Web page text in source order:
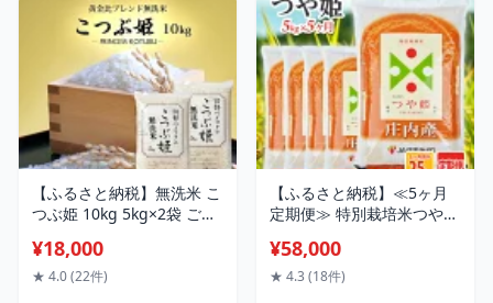
【ふるさと納税】無洗米 こ
つぶ姫 10kg 5kg×2袋 ご希
米 お米 精米 白米 ごはん ご
飯 東北 山形県 遊佐町 庄内
¥18,000
★ 4.0 (22件)
【ふるさと納税】≪5ヶ月
定期便≫ 特別栽培米つや姫
形県庄内産 ご希望期間の毎
月下旬頃お届け JA 農協 産
¥58,000
★ 4.3 (18件)